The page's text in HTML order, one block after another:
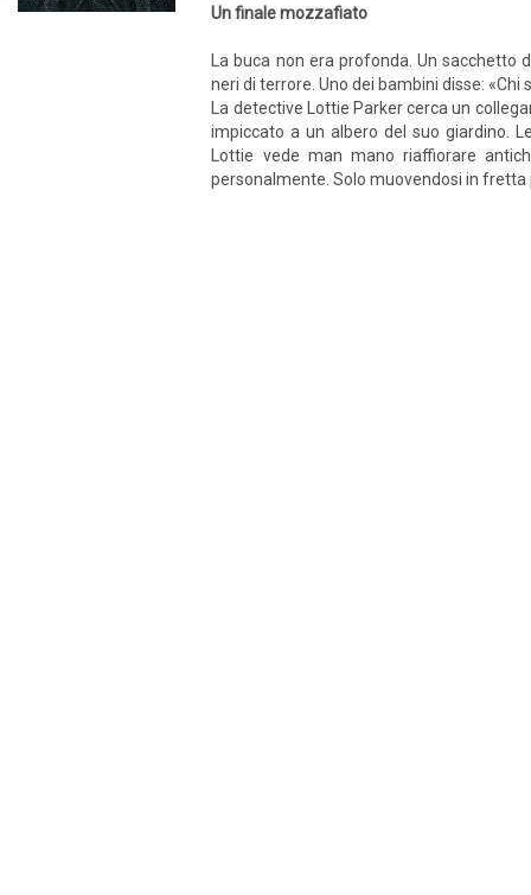
Un finale mozzafiato
La buca non era profonda. Un sacchetto
neri di terrore. Uno dei bambini disse: «Chi
La detective Lottie Parker cerca un
impiccato a un albero del suo giardino.
Lottie vede man mano riaffiorare
personalmente. Solo muovendosi in